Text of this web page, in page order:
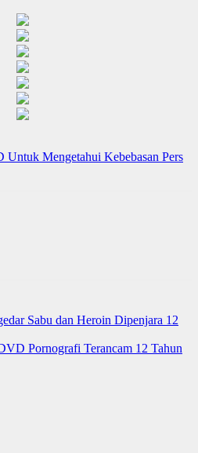
Untuk Mengetahui Kebebasan Pers
Sabu dan Heroin Dipenjara 12
Pornografi Terancam 12 Tahun